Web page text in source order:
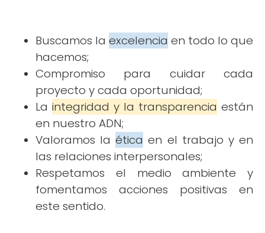
Buscamos la excelencia en todo lo que
hacemos;
Compromiso para cuidar cada
proyecto y cada oportunidad;
La integridad y la transparencia están
en nuestro ADN;
Valoramos laética en el trabajo y en
las relaciones interpersonales;
Respetamos el medio ambiente y
fomentamos acciones positivas en
este sentido.